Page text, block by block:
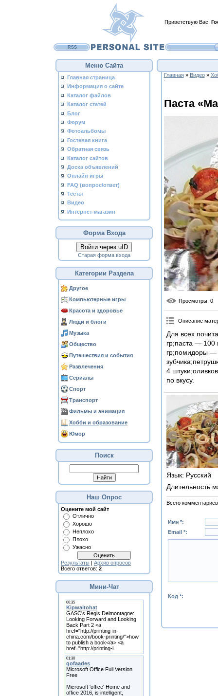
Приветствую Вас
RSS
Меню Сайта
Главная страница
Информация о сайте
Каталог файлов
Каталог статей
Блог
Форум
Фотоальбомы
Гостевая книга
Обратная связь
Каталог сайтов
Доска объявлений
Онлайн игры
FAQ (вопрос/ответ)
Тесты
Видео
Интернет-магазин
Форма Входа
Войти через uID
Старая форма входа
Категории Раздела
Другое
Компьютерные игры
Красота и здоровье
Люди и блоги
Музыка
Общество
Путешествия и события
Развлечения
Сериалы
Спорт
Транспорт
Фильмы и анимация
Хобби и образование
Юмор
Поиск
Наш Опрос
Оцените мой сайт
Отлично
Хорошо
Неплохо
Плохо
Ужасно
Результаты | Архив опросов
Всего ответов: 2
Мини-Чат
Главная» Видео»
Паста
Просмотры: 0
Описание
Для всех
гр;паста —
гр;помидоры —
4
по вкусу.
Язык: Русский
Длительность
Всего комментариев
Имя *:
Email *:
Код *: